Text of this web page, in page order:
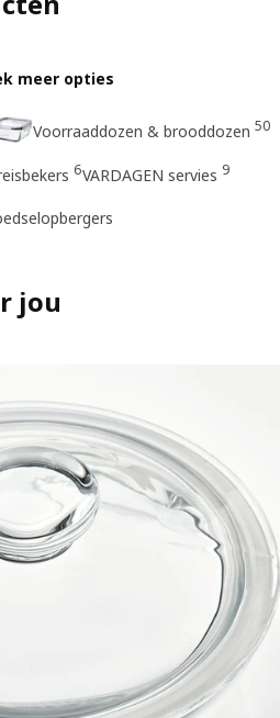
meer opties
Voorraaddozen & brooddozen 50
6VARDAGEN servies 9
jou